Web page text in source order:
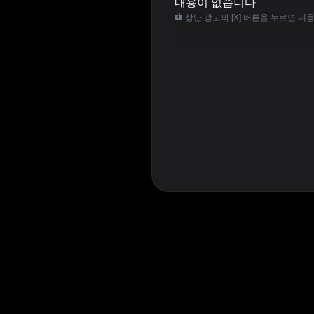
내용이 없습니다
상단 광고의 [X] 버튼을 누르면 내